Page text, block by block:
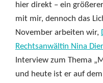
hier direkt – ein
mit mir, dennoch das
November arbeiten wir,
Rechtsanwältin Nina
Interview zum Thema
und heute ist er auf dem